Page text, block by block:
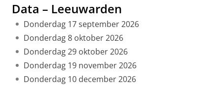
Data – Leeuwarden
Donderdag 17 september 2026
Donderdag 8 oktober 2026
Donderdag 29 oktober 2026
Donderdag 19 november 2026
Donderdag 10 december 2026